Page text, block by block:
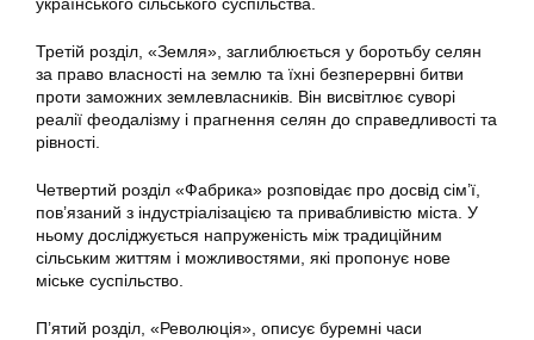
українського сільського суспільства.
Третій розділ, «Земля», заглиблюється у боротьбу селян
за право власності на землю та їхні безперервні битви
проти заможних землевласників. Він висвітлює суворі
реалії феодалізму і прагнення селян до справедливості та
рівності.
Четвертий розділ «Фабрика» розповідає про досвід сім’ї,
пов’язаний з індустріалізацією та привабливістю міста. У
ньому досліджується напруженість між традиційним
сільським життям і можливостями, які пропонує нове
міське суспільство.
П’ятий розділ, «Революція», описує буремні часи